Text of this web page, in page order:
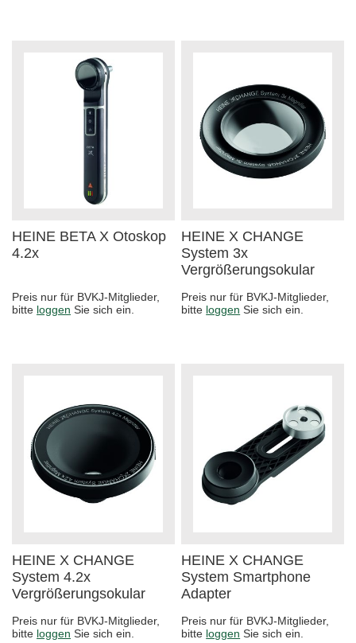
HEINE BETA X Otoskop
4.2x
Preis nur für BVKJ-Mitglieder,
bitte loggen Sie sich ein.
HEINE X CHANGE
System 3x
Vergrößerungsokular
Preis nur für BVKJ-Mitglieder,
bitte loggen Sie sich ein.
HEINE X CHANGE
System 4.2x
Vergrößerungsokular
Preis nur für BVKJ-Mitglieder,
bitte loggen Sie sich ein.
HEINE X CHANGE
System Smartphone
Adapter
Preis nur für BVKJ-Mitglieder,
bitte loggen Sie sich ein.